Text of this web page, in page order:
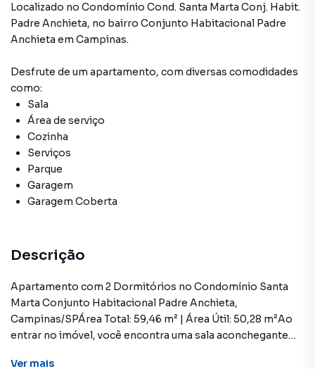
Localizado no Condomínio Cond. Santa Marta Conj. Habit.
Padre Anchieta, no bairro Conjunto Habitacional Padre
Anchieta em Campinas.
Desfrute de um apartamento, com diversas comodidades
como:
Sala
Área de serviço
Cozinha
Serviços
Parque
Garagem
Garagem Coberta
Descrição
Apartamento com 2 Dormitórios no Condomínio Santa
Marta Conjunto Habitacional Padre Anchieta,
Campinas/SPÁrea Total: 59,46 m² | Área Útil: 50,28 m²Ao
entrar no imóvel, você encontra uma sala aconchegante
Ver mais